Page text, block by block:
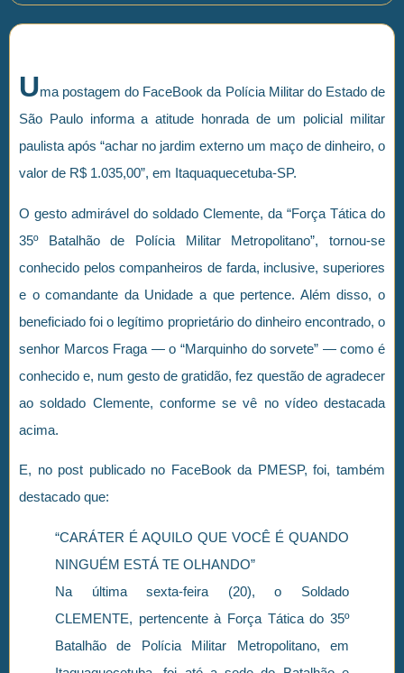
Uma postagem do FaceBook da Polícia Militar do Estado de
São Paulo informa a atitude honrada de um policial militar
paulista após “achar no jardim externo um maço de dinheiro, o
valor de R$ 1.035,00”, em Itaquaquecetuba-SP.
O gesto admirável do soldado Clemente, da “Força Tática do
35º Batalhão de Polícia Militar Metropolitano”, tornou-se
conhecido pelos companheiros de farda, inclusive, superiores
e o comandante da Unidade a que pertence. Além disso, o
beneficiado foi o legítimo proprietário do dinheiro encontrado, o
senhor Marcos Fraga — o “Marquinho do sorvete” — como é
conhecido e, num gesto de gratidão, fez questão de agradecer
ao soldado Clemente, conforme se vê no vídeo destacada
acima.
E, no post publicado no FaceBook da PMESP, foi, também
destacado que:
“CARÁTER É AQUILO QUE VOCÊ É QUANDO
NINGUÉM ESTÁ TE OLHANDO”
Na última sexta-feira (20), o Soldado
CLEMENTE, pertencente à Força Tática do 35º
Batalhão de Polícia Militar Metropolitano, em